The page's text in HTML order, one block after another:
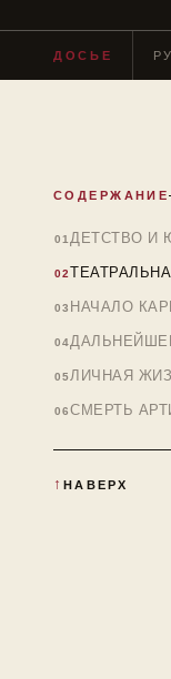
ДОСЬЕ
СОДЕРЖАНИЕ
ДЕТСТВО И
НАЧАЛО
ЛИЧНАЯ
СМЕРТЬ
НАВЕРХ